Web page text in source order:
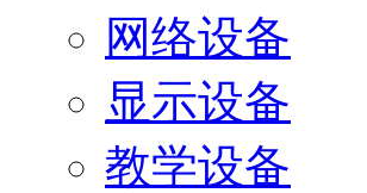
网络设备
显示设备
教学设备